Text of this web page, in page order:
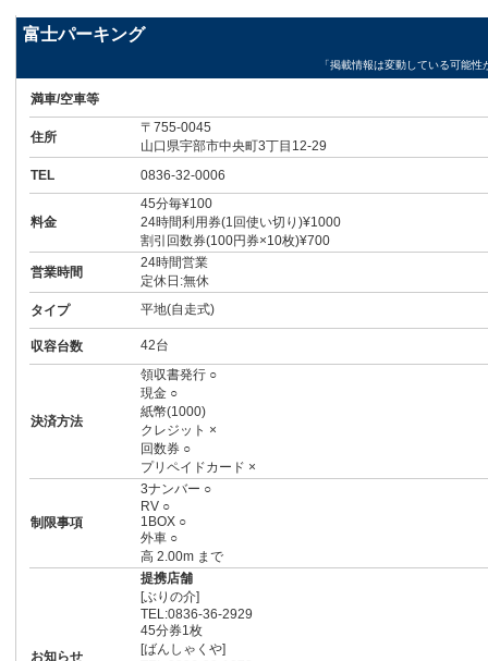
富士パーキング
「掲載情報は変動している可能
満車/空車等
住所
〒755-0045
山口県宇部市中央町3丁目12-29
TEL
0836-32-0006
料金
45分毎¥100
24時間利用券(1回使い切り)¥1000
割引回数券(100円券×10枚)¥700
営業時間
24時間営業
定休日:無休
タイプ
平地(自走式)
収容台数 42台
決済方法
領収書発行 ○
現金 ○
紙幣(1000)
クレジット ×
回数券 ○
プリペイドカード ×
制限事項
3ナンバー ○
RV ○
1BOX ○
外車 ○
高 2.00m まで
お知らせ
提携店舗
[ぶりの介]
TEL:0836-36-2929
45分券1枚
[ばんしゃくや]